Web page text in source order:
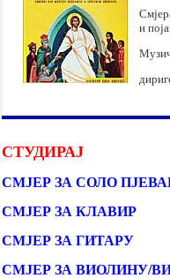
и
СТУДИРАЈ
СМЈЕР ЗА СОЛО
СМЈЕР ЗА КЛАВИР
СМЈЕР ЗА ГИТАРУ
СМЈЕР ЗА ВИОЛИНУ/